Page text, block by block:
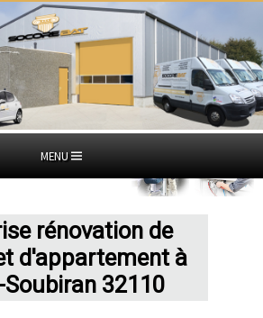
MENU
rénovation de
d'appartement à
Soubiran 32110